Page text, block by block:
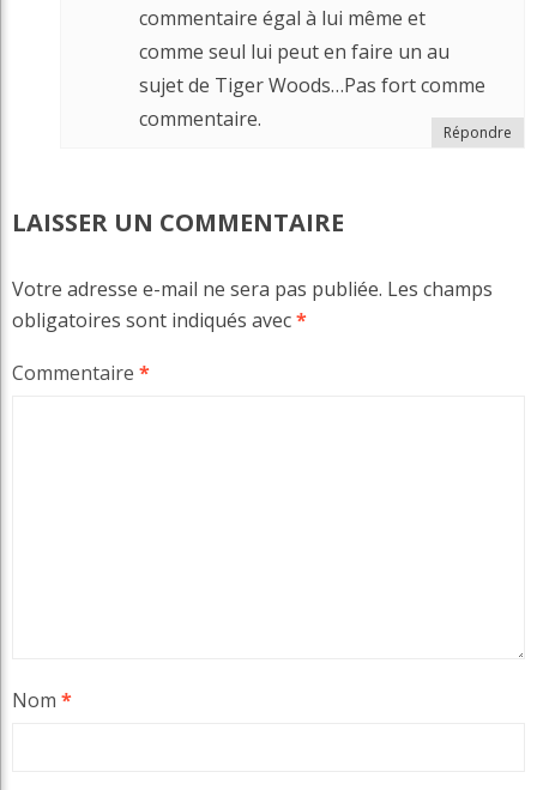
commentaire égal à lui même et
comme seul lui peut en faire un au
sujet de Tiger Woods…Pas fort comme
commentaire.
Répondre
LAISSER UN COMMENTAIRE
Votre adresse e-mail ne sera pas publiée. Les champs
obligatoires sont indiqués avec*
Commentaire *
Nom *